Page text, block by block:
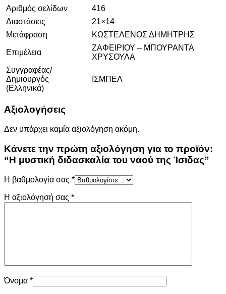
Αριθμός σελίδων
416
Διαστάσεις
21×14
Μετάφραση
ΚΩΣΤΕΛΕΝΟΣ ΔΗΜΗΤΡΗΣ
Επιμέλεια
ΖΑΦΕΙΡΙΟΥ – ΜΠΟΥΡΑΝΤΑ
ΧΡΥΣΟΥΛΑ
Συγγραφέας/
Δημιουργός
(Ελληνικά)
ΙΣΜΠΕΛ
Αξιολογήσεις
Δεν υπάρχει καμία αξιολόγηση ακόμη.
Κάνετε την πρώτη αξιολόγηση για το προϊόν:
“Η μυστική διδασκαλία του ναού της Ίσιδας”
Η βαθμολογία σας *
Η αξιολόγησή σας *
Όνομα *